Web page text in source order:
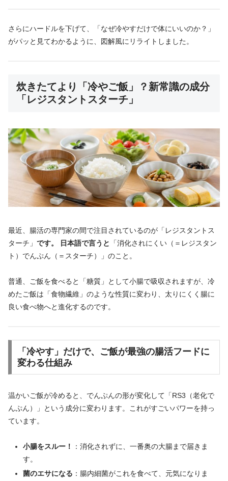
さらにハードルを下げて、「なぜ冷やすだけで体にいいのか？」
がパッと見てわかるように、図解風にリライトしました。
炊きたてより「冷やご飯」？新常識の成分
「レジスタントスターチ」
最近、腸活の専門家の間で注目されているのが「レジスタントス
ターチ」 です。 日本語で言うと
「消化されにくい（＝レジスタン
ト）でんぷん（＝スターチ）」のこと。
普通、ご飯を食べると「糖質」として小腸で吸収されますが、冷
めたご飯は「食物繊維」のような性質に変わり、太りにくく腸に
良い食べ物へと進化するのです。
「冷やす」だけで、ご飯が最強の腸活フードに
変わる仕組み
温かいご飯が冷めると、でんぷんの形が変化して「RS3（老化で
んぷん）」という成分に変わります。これがすごいパワーを持っ
ています。
小腸をスルー！
：消化されずに、一番奥の大腸まで届きま
す。
菌のエサになる ：腸内細菌がこれを食べて、元気になりま